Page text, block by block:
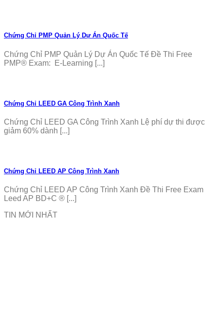
Chứng Chỉ PMP Quản Lý Dự Án Quốc Tế
Chứng Chỉ PMP Quản Lý Dự Án Quốc Tế Đề Thi Free
PMP® Exam: E-Learning [...]
Chứng Chỉ LEED GA Công Trình Xanh
Chứng Chỉ LEED GA Công Trình Xanh Lệ phí dự thi được
giảm 60% dành [...]
Chứng Chỉ LEED AP Công Trình Xanh
Chứng Chỉ LEED AP Công Trình Xanh Đề Thi Free Exam
Leed AP BD+C ® [...]
TIN MỚI NHẤT